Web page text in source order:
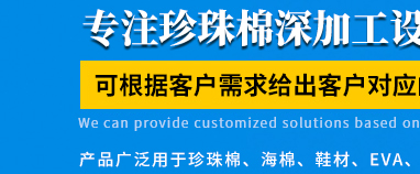
EVA横竖分切机
四柱裁断机
热熔胶机
珍珠棉压棉机